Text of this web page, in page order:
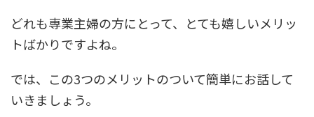
どれも専業主婦の方にとって、とても嬉しいメリッ
トばかりですよね。
では、この3つのメリットのついて簡単にお話して
いきましょう。